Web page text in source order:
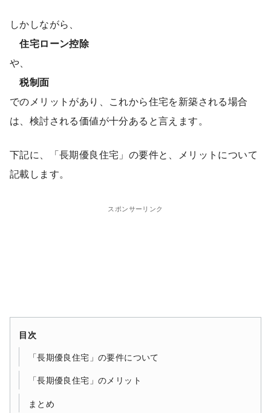
しかしながら、
住宅ローン控除
や、
税制面
でのメリットがあり、これから住宅を新築される場合
は、検討される価値が十分あると言えます。
下記に、「長期優良住宅」の要件と、メリットについて
記載します。
スポンサーリンク
目次
「長期優良住宅」の要件について
「長期優良住宅」のメリット
まとめ